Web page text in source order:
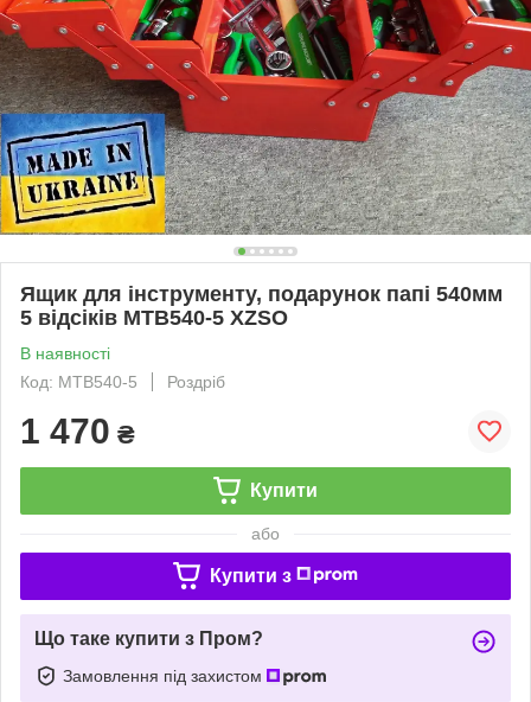
Ящик для інструменту, подарунок папі 540мм
5 відсіків MTB540-5 XZSO
В наявності
Код: MTB540-5
Роздріб
1 470 ₴
Купити
або
Купити з
Що таке купити з Пром?
Замовлення під захистом